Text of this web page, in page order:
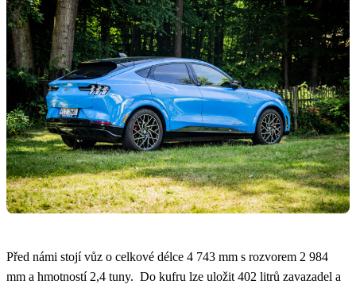
Před námi stojí vůz o celkové délce 4 743 mm s rozvorem 2 984
mm a hmotností 2,4 tuny. Do kufru lze uložit 402 litrů zavazadel a